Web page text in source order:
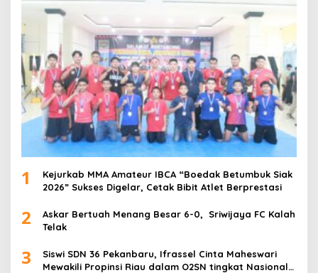
1
Kejurkab MMA Amateur IBCA “Boedak Betumbuk Siak
2026” Sukses Digelar, Cetak Bibit Atlet Berprestasi
2
Askar Bertuah Menang Besar 6-0, Sriwijaya FC Kalah
Telak
3
Siswi SDN 36 Pekanbaru, Ifrassel Cinta Maheswari
Mewakili Propinsi Riau dalam O2SN tingkat Nasional